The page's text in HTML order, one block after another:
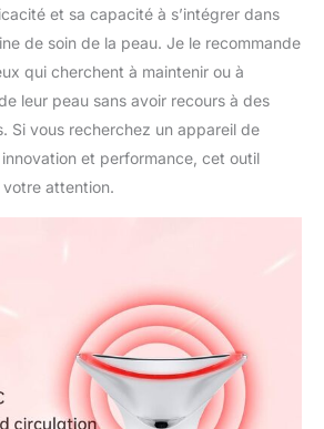
poisson,poignée
élégante et ronde,en
l'ergonomie,peu importe
la poussée ou la traction
répétée,l'expérience est
excellente.La tête de
l'eau est conçue avec un
arc exquis,un excellent
développé pour la beauté
domestique,pour mieux
transférer l'énergie à
chaque pouce de peau
dans le cou.Convient à
tous les types de peau et
et sa capacité à s’intégrer dans
de soin de la peau. Je le recommande
qui cherchent à maintenir ou à
leur peau sans avoir recours à des
Si vous recherchez un appareil de
et performance, cet outil
attention.